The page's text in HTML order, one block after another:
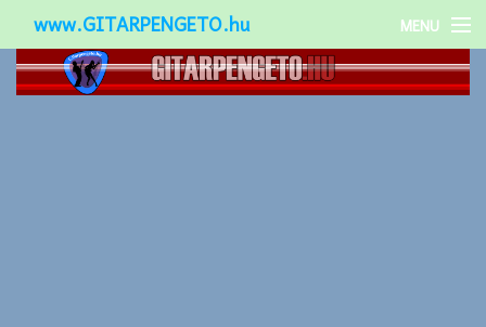
www.GITARPENGETO.hu MENU
Népszerű-